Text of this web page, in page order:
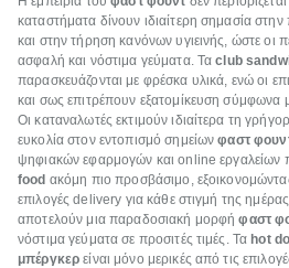
καταστήματα δίνουν ιδιαίτερη σημασία
και στην τήρηση κανόνων υγιεινής, ώστε οι
ασφαλή και νόστιμα γεύματα. Ταclub
παρασκευάζονται με φρέσκα υλικά, ενώ οι
και σως επιτρέπουν εξατομίκευση σύμφωνα
Οι καταναλωτές εκτιμούν ιδιαίτερα τη
ευκολία στον εντοπισμό σημείωνφαστ
ψηφιακών εφαρμογών και online εργαλείων
food ακόμη πιο προσβάσιμο,
επιλογές delivery για κάθε στιγμή της
αποτελούν μια παραδοσιακή μορφήφαστ
νόστιμα γεύματα σε προσιτές τιμές. Τα hot
μπέργκερ είναι μόνο μερικές από τις